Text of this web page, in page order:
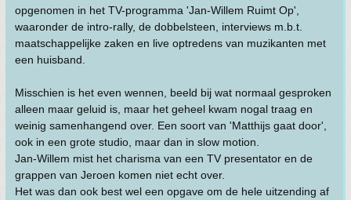
opgenomen in het TV-programma 'Jan-Willem Ruimt Op',
waaronder de intro-rally, de dobbelsteen, interviews m.b.t.
maatschappelijke zaken en live optredens van muzikanten met
een huisband.
Misschien is het even wennen, beeld bij wat normaal gesproken
alleen maar geluid is, maar het geheel kwam nogal traag en
weinig samenhangend over. Een soort van 'Matthijs gaat door',
ook in een grote studio, maar dan in slow motion.
Jan-Willem mist het charisma van een TV presentator en de
grappen van Jeroen komen niet echt over.
Het was dan ook best wel een opgave om de hele uitzending af